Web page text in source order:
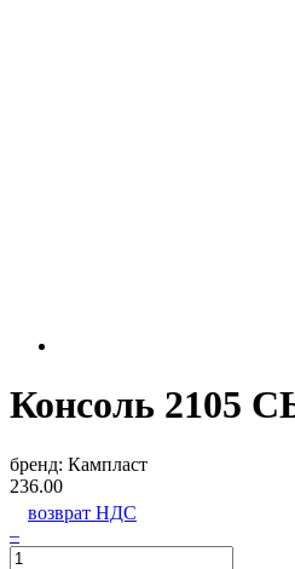
Консоль 2105
бренд: Кампласт
236.00
возврат НДС
–